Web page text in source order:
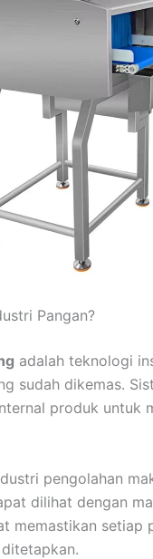
Pangan?
adalah teknologi
sudah dikemas.
produk untuk
pengolahan
dilihat dengan
memastikan